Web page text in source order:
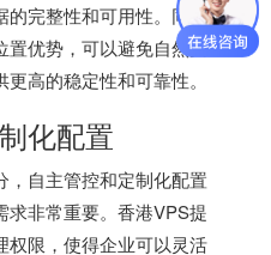
完整性和可用性。同
置优势，可以避免自然灾
高的稳定性和可靠性。
化配置
，自主管控和定制化配置
求非常重要。香港VPS提
权限，使得企业可以灵活